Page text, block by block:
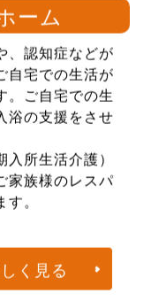
ーム
、認知症などが
自宅での生活が
。ご自宅での生
浴の支援をさせ
所生活介護）
家族様のレスパ
。
く見る